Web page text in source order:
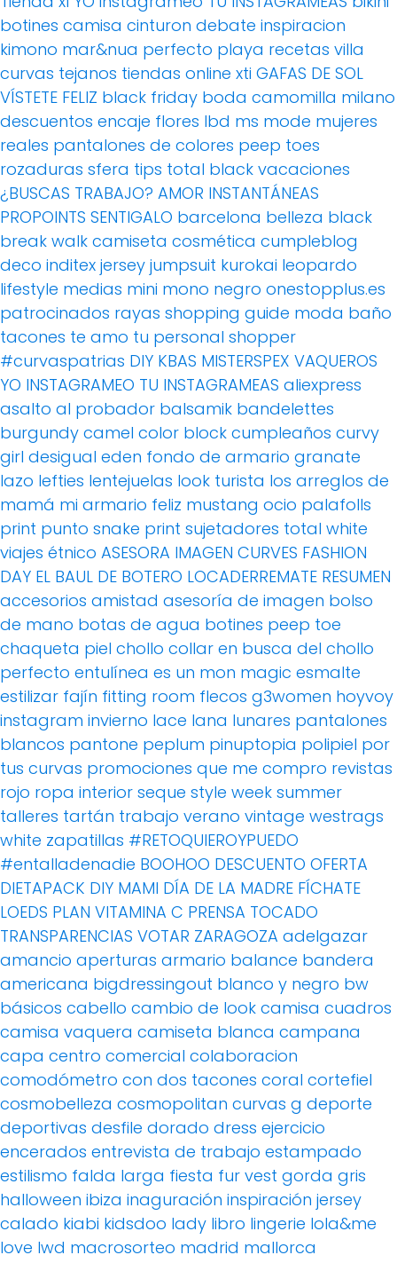
botines camisa cinturon debate inspiracion
kimono mar&nua perfecto playa recetas villa
curvas tejanos tiendas online xti GAFAS DE SOL
VÍSTETE FELIZ black friday boda camomilla milano
descuentos encaje flores lbd ms mode mujeres
reales pantalones de colores peep toes
rozaduras sfera tips total black vacaciones
¿BUSCAS TRABAJO? AMOR INSTANTÁNEAS
PROPOINTS SENTIGALO barcelona belleza black
break walk camiseta cosmética cumpleblog
deco inditex jersey jumpsuit kurokai leopardo
lifestyle medias mini mono negro onestopplus.es
patrocinados rayas shopping guide moda baño
tacones te amo tu personal shopper
#curvaspatrias DIY KBAS MISTERSPEX VAQUEROS
YO INSTAGRAMEO TU INSTAGRAMEAS aliexpress
asalto al probador balsamik bandelettes
burgundy camel color block cumpleaños curvy
girl desigual eden fondo de armario granate
lazo lefties lentejuelas look turista los arreglos de
mamá mi armario feliz mustang ocio palafolls
print punto snake print sujetadores total white
viajes étnico ASESORA IMAGEN CURVES FASHION
DAY EL BAUL DE BOTERO LOCADERREMATE RESUMEN
accesorios amistad asesoría de imagen bolso
de mano botas de agua botines peep toe
chaqueta piel chollo collar en busca del chollo
perfecto entulínea es un mon magic esmalte
estilizar fajín fitting room flecos g3women hoyvoy
instagram invierno lace lana lunares pantalones
blancos pantone peplum pinuptopia polipiel por
tus curvas promociones que me compro revistas
rojo ropa interior seque style week summer
talleres tartán trabajo verano vintage westrags
white zapatillas #RETOQUIEROYPUEDO
#entalladenadie BOOHOO DESCUENTO OFERTA
DIETAPACK DIY MAMI DÍA DE LA MADRE FÍCHATE
LOEDS PLAN VITAMINA C PRENSA TOCADO
TRANSPARENCIAS VOTAR ZARAGOZA adelgazar
amancio aperturas armario balance bandera
americana bigdressingout blanco y negro bw
básicos cabello cambio de look camisa cuadros
camisa vaquera camiseta blanca campana
capa centro comercial colaboracion
comodómetro con dos tacones coral cortefiel
cosmobelleza cosmopolitan curvas g deporte
deportivas desfile dorado dress ejercicio
encerados entrevista de trabajo estampado
estilismo falda larga fiesta fur vest gorda gris
halloween ibiza inaguración inspiración jersey
calado kiabi kidsdoo lady libro lingerie lola&me
love lwd macrosorteo madrid mallorca